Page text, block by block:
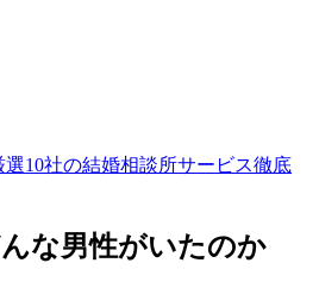
10社の結婚相談所サービス徹底
な男性がいたのか